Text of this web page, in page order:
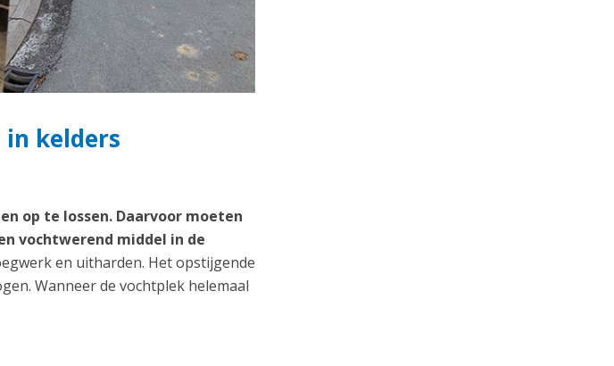
kelders
op te lossen. Daarvoor moeten
vochtwerend middel in de
en uitharden. Het opstijgende
Wanneer de vochtplek helemaal